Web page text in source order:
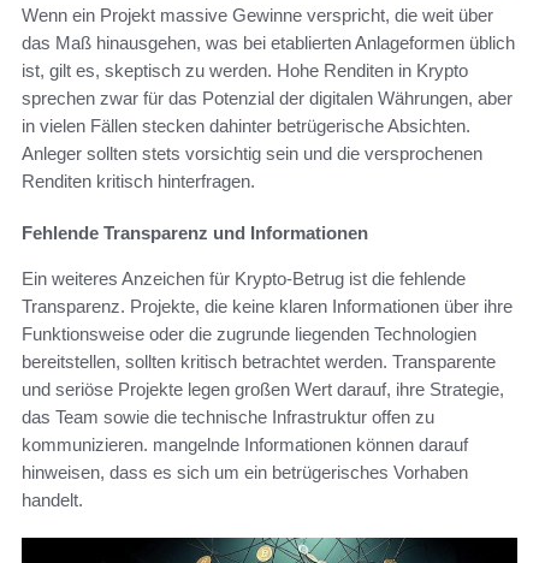
Wenn ein Projekt massive Gewinne verspricht, die weit über
das Maß hinausgehen, was bei etablierten Anlageformen üblich
ist, gilt es, skeptisch zu werden. Hohe Renditen in Krypto
sprechen zwar für das Potenzial der digitalen Währungen, aber
in vielen Fällen stecken dahinter betrügerische Absichten.
Anleger sollten stets vorsichtig sein und die versprochenen
Renditen kritisch hinterfragen.
Fehlende Transparenz und Informationen
Ein weiteres Anzeichen für Krypto-Betrug ist die fehlende
Transparenz. Projekte, die keine klaren Informationen über ihre
Funktionsweise oder die zugrunde liegenden Technologien
bereitstellen, sollten kritisch betrachtet werden. Transparente
und seriöse Projekte legen großen Wert darauf, ihre Strategie,
das Team sowie die technische Infrastruktur offen zu
kommunizieren. mangelnde Informationen können darauf
hinweisen, dass es sich um ein betrügerisches Vorhaben
handelt.